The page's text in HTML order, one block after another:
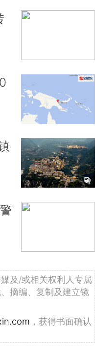
及/或相关权利人专属
摘编、复制及建立镜
，获得书面确认